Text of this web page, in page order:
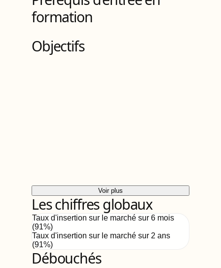
formation
Objectifs
Voir plus
Les chiffres globaux
Taux d'insertion sur le marché sur 6 mois
(91%)
Taux d'insertion sur le marché sur 2 ans
(91%)
Débouchés